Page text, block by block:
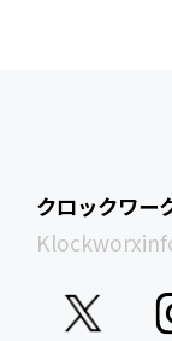
クロックワー